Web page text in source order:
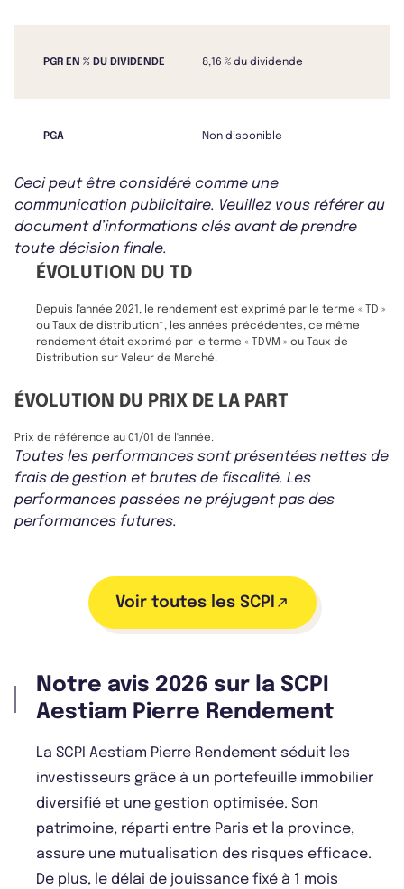
PGR EN % DU DIVIDENDE 8,16 % du dividende
PGA Non disponible
Ceci peut être considéré comme une
communication publicitaire. Veuillez vous référer au
document d’informations clés avant de prendre
toute décision finale.
ÉVOLUTION DU TD
Depuis l'année 2021, le rendement est exprimé par le terme « TD »
ou Taux de distribution*, les années précédentes, ce même
rendement était exprimé par le terme « TDVM » ou Taux de
Distribution sur Valeur de Marché.
ÉVOLUTION DU PRIX DE LA PART
Prix de référence au 01/01 de l'année.
Toutes les performances sont présentées nettes de
frais de gestion et brutes de fiscalité. Les
performances passées ne préjugent pas des
performances futures.
Voir toutes les SCPI
Notre avis 2026 sur la SCPI
Aestiam Pierre Rendement
La SCPI Aestiam Pierre Rendement séduit les
investisseurs grâce à un portefeuille immobilier
diversifié et une gestion optimisée. Son
patrimoine, réparti entre Paris et la province,
assure une mutualisation des risques efficace.
De plus, le délai de jouissance fixé à 1 mois